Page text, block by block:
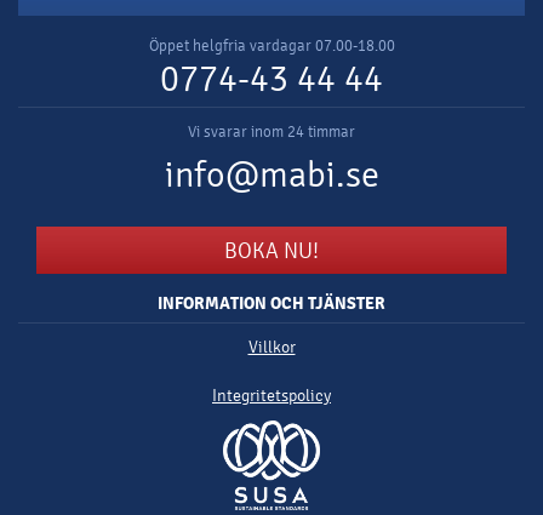
Öppet helgfria vardagar 07.00-18.00
0774-43 44 44
Vi svarar inom 24 timmar
info@mabi.se
BOKA NU!
INFORMATION OCH TJÄNSTER
Villkor
Integritetspolicy